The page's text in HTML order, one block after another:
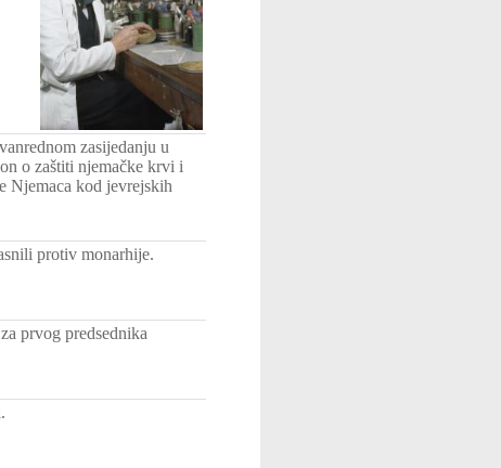
zasijedanju u
o zaštiti njemačke krvi i
Njemaca kod jevrejskih
protiv monarhije.
prvog predsednika